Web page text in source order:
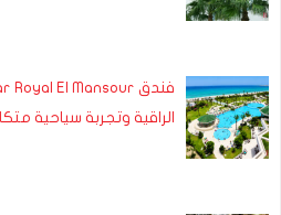
الراقية وتجربة سياحية